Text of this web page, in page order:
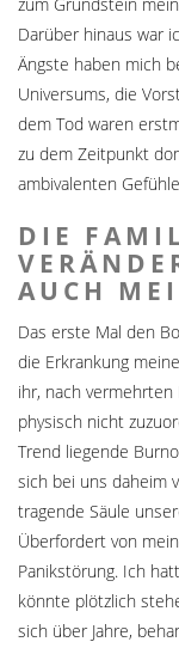
Darüber hinaus war
Ängste haben mich
Universums, die
dem Tod waren
zu dem Zeitpunkt
ambivalenten
DIE
AUCH
Das erste Mal den
die Erkrankung
ihr, nach
physisch nicht
Trend liegende
sich bei uns daheim
tragende Säule
Überfordert von
Panikstörung. Ich
könnte plötzlich
sich über Jahre,